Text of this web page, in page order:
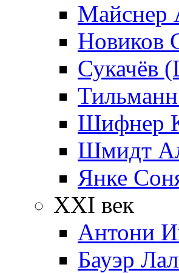
Майснер
Новиков
Сукачёв
Шифнер
Шмидт
Янке
XXI век
Антони
Бауэр